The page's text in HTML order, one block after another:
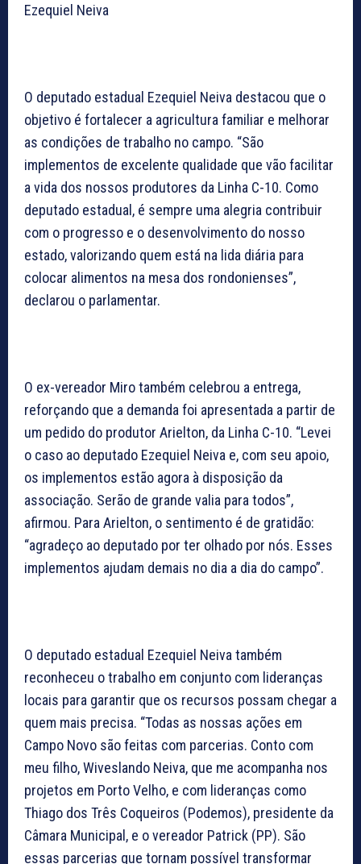
Ezequiel Neiva
O deputado estadual Ezequiel Neiva destacou que o
objetivo é fortalecer a agricultura familiar e melhorar
as condições de trabalho no campo. “São
implementos de excelente qualidade que vão facilitar
a vida dos nossos produtores da Linha C-10. Como
deputado estadual, é sempre uma alegria contribuir
com o progresso e o desenvolvimento do nosso
estado, valorizando quem está na lida diária para
colocar alimentos na mesa dos rondonienses”,
declarou o parlamentar.
O ex-vereador Miro também celebrou a entrega,
reforçando que a demanda foi apresentada a partir de
um pedido do produtor Arielton, da Linha C-10. “Levei
o caso ao deputado Ezequiel Neiva e, com seu apoio,
os implementos estão agora à disposição da
associação. Serão de grande valia para todos”,
afirmou. Para Arielton, o sentimento é de gratidão:
“agradeço ao deputado por ter olhado por nós. Esses
implementos ajudam demais no dia a dia do campo”.
O deputado estadual Ezequiel Neiva também
reconheceu o trabalho em conjunto com lideranças
locais para garantir que os recursos possam chegar a
quem mais precisa. “Todas as nossas ações em
Campo Novo são feitas com parcerias. Conto com
meu filho, Wiveslando Neiva, que me acompanha nos
projetos em Porto Velho, e com lideranças como
Thiago dos Três Coqueiros (Podemos), presidente da
Câmara Municipal, e o vereador Patrick (PP). São
essas parcerias que tornam possível transformar